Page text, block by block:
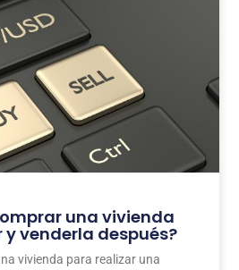
una vivienda
venderla después?
vivienda para realizar una